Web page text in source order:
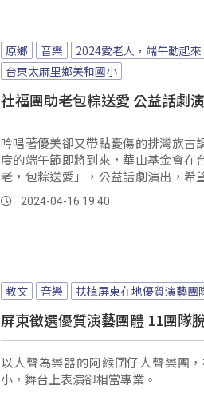
原鄉 音樂 2024愛老人，端午動起來
台東太麻里鄉美和國小
社福團助老包粽送愛 公益話劇
吟唱著優美卻又帶點憂傷的排灣族古
度的端午節即將到來，華山基金會在
老，包粽送愛」，公益話劇演出，希
關心家中的的長輩。
2024-04-16 19:40
教文 音樂 扶植屏東在地優質演藝團
屏東徵選優質演藝團體 11團隊
以人聲為樂器的阿緱囝仔人聲樂團
小，舞台上表演卻相當專業。